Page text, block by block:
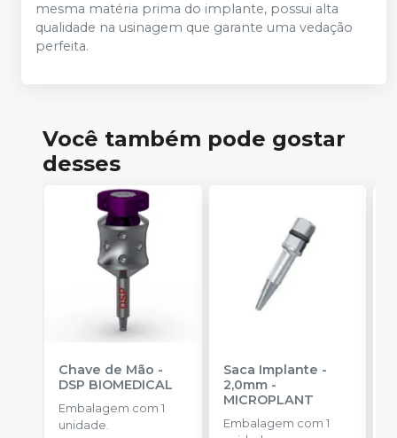
mesma matéria prima do implante, possui alta
qualidade na usinagem que garante uma vedação
perfeita.
Você também pode gostar
desses
Chave de Mão -
DSP BIOMEDICAL
Embalagem com 1
unidade.
Saca Implante -
2,0mm-
MICROPLANT
Embalagem com 1